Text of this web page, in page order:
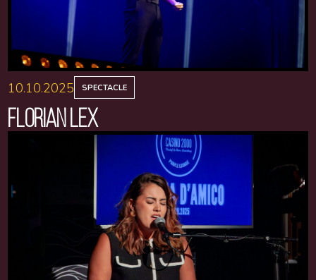
10.10.2025 SPECTACLE
FLORIAN LEX